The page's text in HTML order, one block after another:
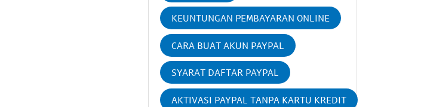
KEUNTUNGAN PEMBAYARAN ONLINE
CARA BUAT AKUN PAYPAL
SYARAT DAFTAR PAYPAL
AKTIVASI PAYPAL TANPA KARTU KREDIT